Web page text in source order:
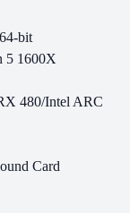
bit
5 1600X
480/Intel ARC
Card